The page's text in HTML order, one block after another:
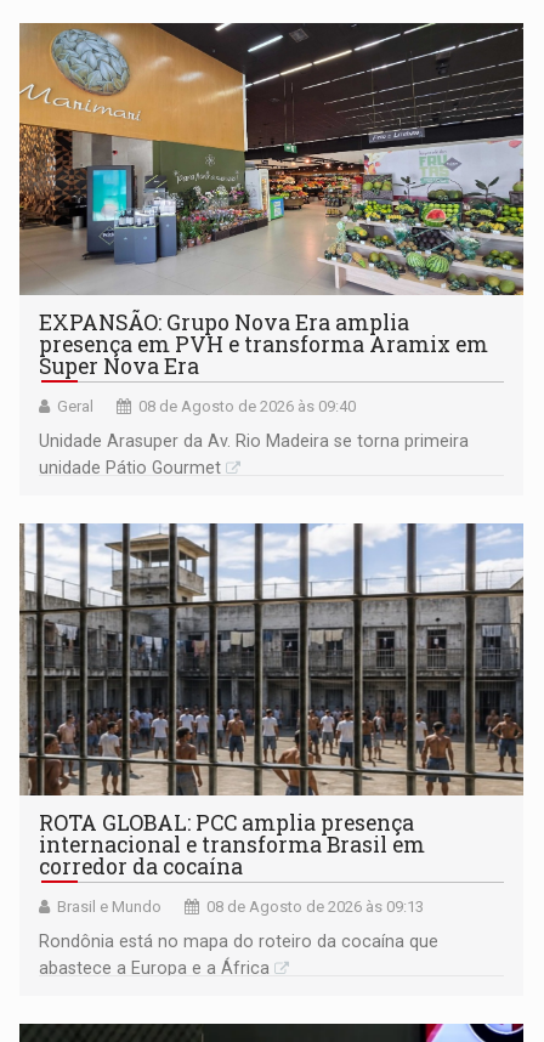
EXPANSÃO: Grupo Nova Era amplia
presença em PVH e transforma Aramix em
Super Nova Era
Geral 08 de Agosto de 2026 às 09:40
Unidade Arasuper da Av. Rio Madeira se torna primeira
unidade Pátio Gourmet
ROTA GLOBAL: PCC amplia presença
internacional e transforma Brasil em
corredor da cocaína
Brasil e Mundo 08 de Agosto de 2026 às 09:13
Rondônia está no mapa do roteiro da cocaína que
abastece a Europa e a África